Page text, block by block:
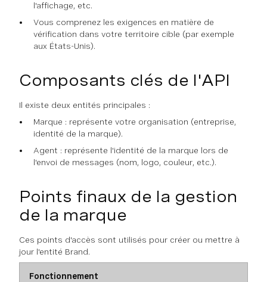
l'affichage, etc.
Vous comprenez les exigences en matière de
vérification dans votre territoire cible (par exemple
aux États-Unis).
Composants clés de l'API
Il existe deux entités principales :
Marque : représente votre organisation (entreprise,
identité de la marque).
Agent : représente l'identité de la marque lors de
l'envoi de messages (nom, logo, couleur, etc.).
Points finaux de la gestion
de la marque
Ces points d'accès sont utilisés pour créer ou mettre à
jour l'entité Brand.
Fonctionnement